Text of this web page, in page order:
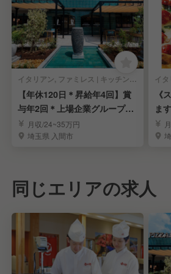
イタリアン, ファミレス | キッチンスタッフ
【年休120日＊昇給年4回】賞
与年2回＊上場企業グループで
料理長を募集
月収/24~35万円
埼玉県 入間市
《
ま
り
同じエリアの求人